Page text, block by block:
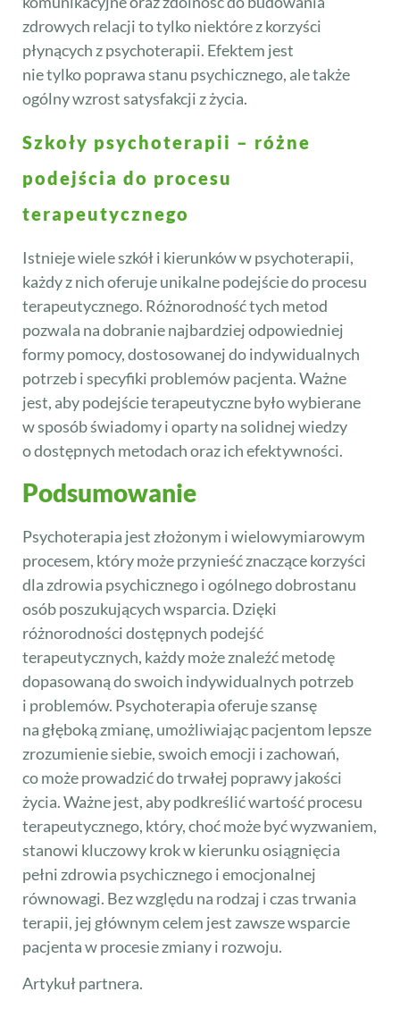
zdrowych relacji to tylko niektóre z korzyści
płynących z psychoterapii. Efektem jest
nie tylko poprawa stanu psychicznego, ale także
ogólny wzrost satysfakcji z życia.
Szkoły psychoterapii – różne
podejścia do procesu
terapeutycznego
Istnieje wiele szkół i kierunków w psychoterapii,
każdy z nich oferuje unikalne podejście do procesu
terapeutycznego. Różnorodność tych metod
pozwala na dobranie najbardziej odpowiedniej
formy pomocy, dostosowanej do indywidualnych
potrzeb i specyfiki problemów pacjenta. Ważne
jest, aby podejście terapeutyczne było wybierane
w sposób świadomy i oparty na solidnej wiedzy
o dostępnych metodach oraz ich efektywności.
Podsumowanie
Psychoterapia jest złożonym i wielowymiarowym
procesem, który może przynieść znaczące korzyści
dla zdrowia psychicznego i ogólnego dobrostanu
osób poszukujących wsparcia. Dzięki
różnorodności dostępnych podejść
terapeutycznych, każdy może znaleźć metodę
dopasowaną do swoich indywidualnych potrzeb
i problemów. Psychoterapia oferuje szansę
na głęboką zmianę, umożliwiając pacjentom lepsze
zrozumienie siebie, swoich emocji i zachowań,
co może prowadzić do trwałej poprawy jakości
życia. Ważne jest, aby podkreślić wartość procesu
terapeutycznego, który, choć może być wyzwaniem,
stanowi kluczowy krok w kierunku osiągnięcia
pełni zdrowia psychicznego i emocjonalnej
równowagi. Bez względu na rodzaj i czas trwania
terapii, jej głównym celem jest zawsze wsparcie
pacjenta w procesie zmiany i rozwoju.
Artykuł partnera.